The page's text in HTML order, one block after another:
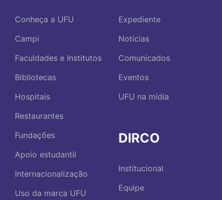
Conheça a UFU
Campi
Faculdades e Institutos
Bibliotecas
Hospitais
Restaurantes
Fundações
Apoio estudantil
Internacionalização
Uso da marca UFU
Expediente
Notícias
Comunicados
Eventos
UFU na mídia
DIRCO
Institucional
Equipe